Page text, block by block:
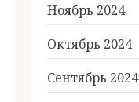
Ноябрь 2024
Октябрь 2024
Сентябрь 2024